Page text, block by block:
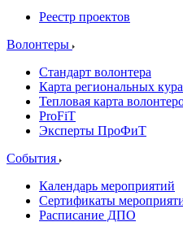
Реестр проектов
Волонтеры
Стандарт волонтера
Карта региональных
Тепловая карта
ProFiT
Эксперты ПроФиТ
События
Календарь мероприятий
Сертификаты
Расписание ДПО